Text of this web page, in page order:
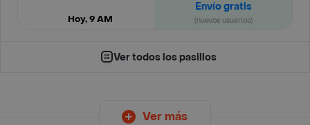
Hoy, 9 AM
Envío gratis
(nuevos usuarios)
Ver todos los pasillos
Ver más